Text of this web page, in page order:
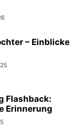
– Einblicke
Flashback:
Erinnerung